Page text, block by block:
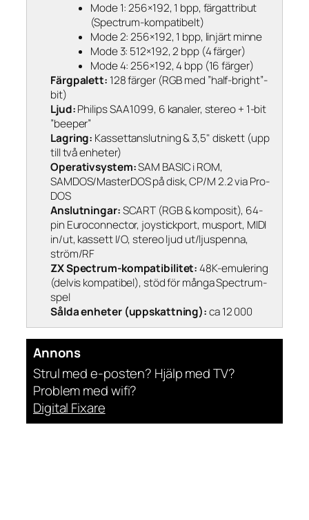
Mode 1: 256×192, 1 bpp, färgattribut
(Spectrum-kompatibelt)
Mode 2: 256×192, 1 bpp, linjärt minne
Mode 3: 512×192, 2 bpp (4 färger)
Mode 4: 256×192, 4 bpp (16 färger)
Färgpalett: 128 färger (RGB med ”half-bright”-
bit)
Ljud:Philips SAA1099, 6 kanaler, stereo + 1-bit
”beeper”
Lagring: Kassettanslutning & 3,5" diskett (upp
till två enheter)
Operativsystem:SAM BASIC i ROM,
SAMDOS/MasterDOS på disk, CP/M 2.2 via Pro-
DOS
Anslutningar:SCART (RGB & komposit), 64-
pin Euroconnector, joystickport, musport, MIDI
in/ut, kassett I/O, stereo ljud ut/ljuspenna,
ström/RF
ZX Spectrum-kompatibilitet:48K-emulering
(delvis kompatibel), stöd för många Spectrum-
spel
Sålda enheter (uppskattning):ca 12 000
Annons
Strul med e-posten? Hjälp med TV?
Problem med wifi?
Digital Fixare